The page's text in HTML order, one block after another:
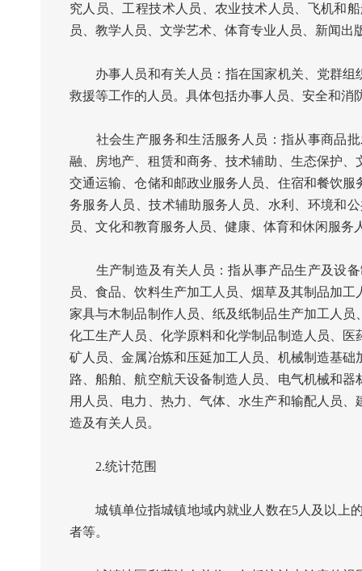
究人员、工程技术人员、农业技术人员、飞机和
员、教学人员、文学艺术、体育专业人员、新闻
办事人员和有关人员：指在国家机关、党群组
救援等工作的人员。具体包括办事人员、安全和消
社会生产服务和生活服务人员：指从事商品批
融、房地产、租赁和商务、技术辅助、生态保护
交通运输、仓储和邮政业服务人员、住宿和餐饮
务服务人员、技术辅助服务人员、水利、环境和
员、文化和教育服务人员、健康、体育和休闲服
生产制造及有关人员：指从事产品生产及设备
员、食品、饮料生产加工人员、烟草及其制品加
家具与木制品制作人员、纸及纸制品生产加工人
化工生产人员、化学原料和化学制品制造人员、
矿人员、金属冶炼和压延加工人员、机械制造基
路、船舶、航空航天设备制造人员、电气机械和
用人员、电力、热力、气体、水生产和输配人员
造及有关人员。
2.统计范围
城镇单位指城镇地域内就业人数在5人及以上
者等。